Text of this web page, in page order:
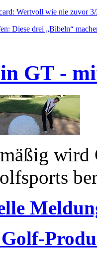
Wertvoll wie nie zuvor
Diese drei „Bibeln“
GT -
wird
Golf-